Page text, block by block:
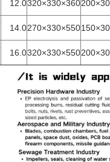
360×330×320
12.0
550×330×270
14.0
550×330×320
16.0